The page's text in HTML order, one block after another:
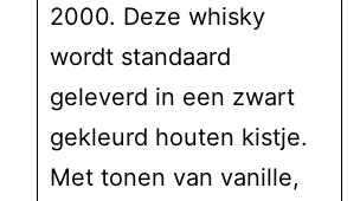
2000. Deze whisky
wordt standaard
geleverd in een zwart
gekleurd houten kistje.
Met tonen van vanille,